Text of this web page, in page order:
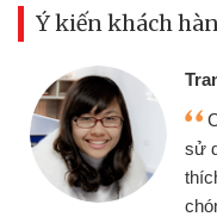
Ý kiến khách
sử